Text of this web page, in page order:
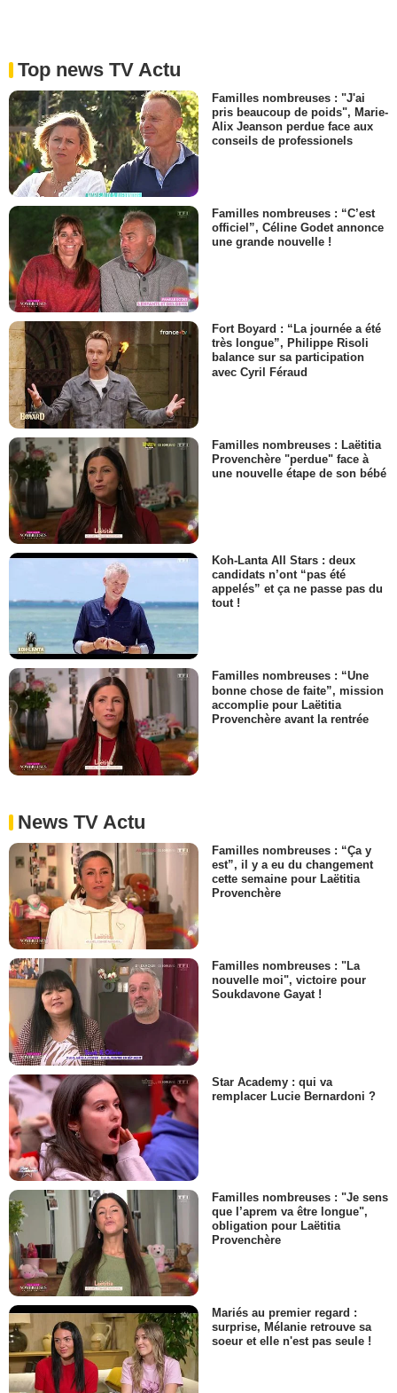
Top news TV Actu
Familles nombreuses : "J'ai
pris beaucoup de poids", Marie-
Alix Jeanson perdue face aux
conseils de professionels
Familles nombreuses : “C’est
officiel”, Céline Godet annonce
une grande nouvelle !
Fort Boyard : “La journée a été
très longue”, Philippe Risoli
balance sur sa participation
avec Cyril Féraud
Familles nombreuses : Laëtitia
Provenchère "perdue" face à
une nouvelle étape de son bébé
Koh-Lanta All Stars : deux
candidats n’ont “pas été
appelés” et ça ne passe pas du
tout !
Familles nombreuses : “Une
bonne chose de faite”, mission
accomplie pour Laëtitia
Provenchère avant la rentrée
News TV Actu
Familles nombreuses : “Ça y
est”, il y a eu du changement
cette semaine pour Laëtitia
Provenchère
Familles nombreuses : "La
nouvelle moi", victoire pour
Soukdavone Gayat !
Star Academy : qui va
remplacer Lucie Bernardoni ?
Familles nombreuses : "Je sens
que l’aprem va être longue",
obligation pour Laëtitia
Provenchère
Mariés au premier regard :
surprise, Mélanie retrouve sa
soeur et elle n'est pas seule !